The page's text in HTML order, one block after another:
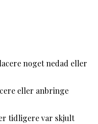
noget nedad eller
eller anbringe
tidligere var skjult